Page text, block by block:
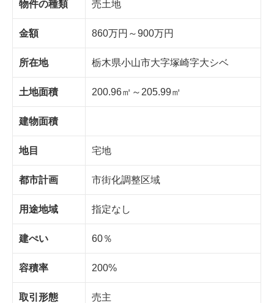
物件の種類 売土地
金額 860万円～900万円
所在地 栃木県小山市大字塚崎字大シベ
土地面積 200.96㎡～205.99㎡
建物面積
地目 宅地
都市計画 市街化調整区域
用途地域 指定なし
建ぺい 60％
容積率 200%
取引形態 売主